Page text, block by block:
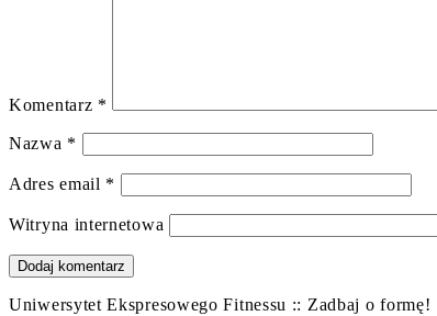
Komentarz *
Nazwa *
Adres email *
Witryna internetowa
Uniwersytet Ekspresowego Fitnessu :: Zadbaj o formę!